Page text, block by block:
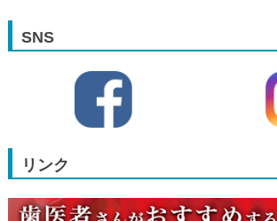
SNS
リンク